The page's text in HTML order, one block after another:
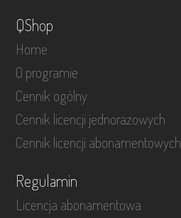
QShop
Home
O programie
Cennik ogólny
Cennik licencji jednorazowych
Cennik licencji abonamentowych
Regulamin
Licencja abonamentowa